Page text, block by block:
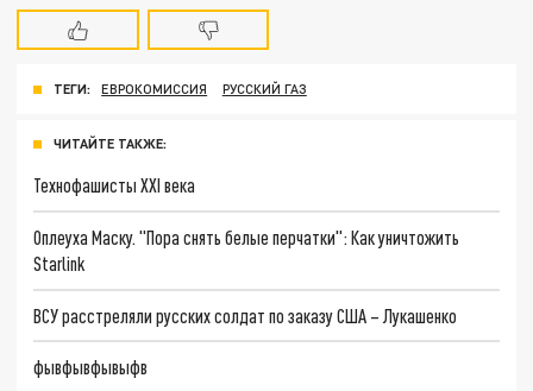
ТЕГИ: ЕВРОКОМИССИЯ РУССКИЙ ГАЗ
ЧИТАЙТЕ ТАКЖЕ:
Технофашисты XXI века
Оплеуха Маску. "Пора снять белые перчатки": Как уничтожить
Starlink
ВСУ расстреляли русских солдат по заказу США – Лукашенко
фывфывфывыфв